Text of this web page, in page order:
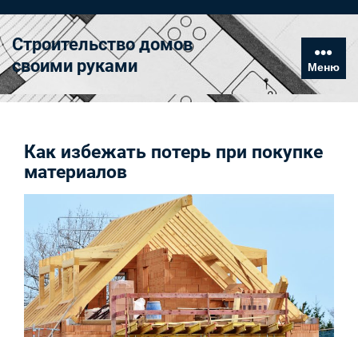
к
содержимому
Строительство домов
своими руками
Меню
Как избежать потерь при покупке
материалов